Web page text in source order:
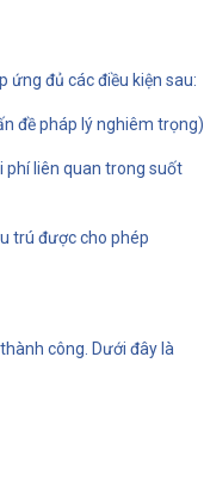
ứng đủ các điều kiện sau:
đề pháp lý nghiêm trọng)
phí liên quan trong suốt
trú được cho phép
công. Dưới đây là